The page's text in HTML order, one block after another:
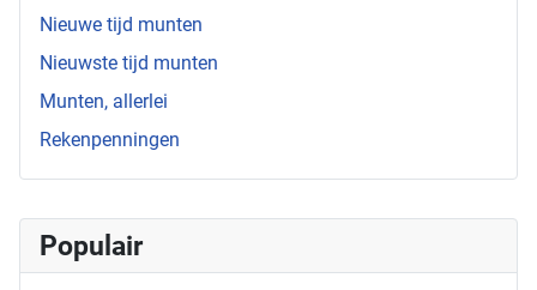
Populair
Nieuwe tijd munten
Nieuwste tijd munten
Munten, allerlei
Rekenpenningen